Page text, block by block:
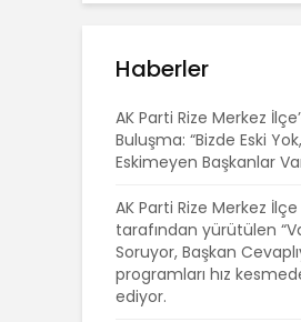
Haberler
AK Parti Rize Merkez
Buluşma: “Bizde Eski Yok,
Eskimeyen Başkanlar
AK Parti Rize Merkez İlçe
tarafından yürütülen
Soruyor, Başkan
programları hız
ediyor.